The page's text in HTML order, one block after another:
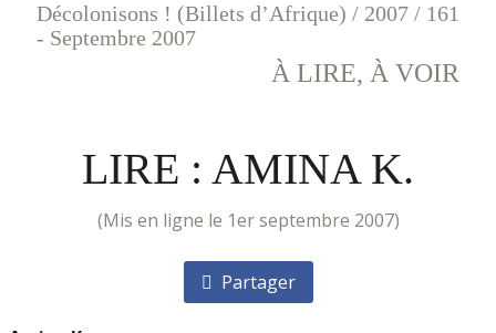
Décolonisons ! (Billets d’Afrique) / 2007 / 161
- Septembre 2007
À LIRE, À VOIR
LIRE : AMINA K.
(mis en ligne le 1er septembre 2007)
Partager